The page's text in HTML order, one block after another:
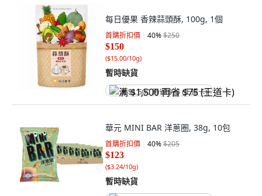
每日優果 香辣蒜頭酥, 100g, 1個
首購折扣價 40%$250
$150
($15.00/10g)
暫時缺貨
满 $1,500 再省 $75 (王道卡)
華元 MINI BAR 洋蔥圈, 38g, 10包
首購折扣價 40%$205
$123
($3.24/10g)
暫時缺貨